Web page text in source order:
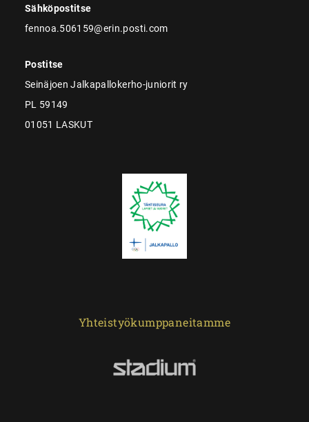
Sähköpostitse
fennoa.506159@erin.posti.com
Postitse
Seinäjoen Jalkapallokerho-juniorit ry
PL 59149
01051 LASKUT
Yhteistyökumppaneitamme